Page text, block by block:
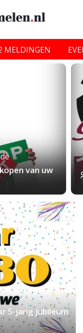
MELDINGEN
van uw
5-jarig jubileum